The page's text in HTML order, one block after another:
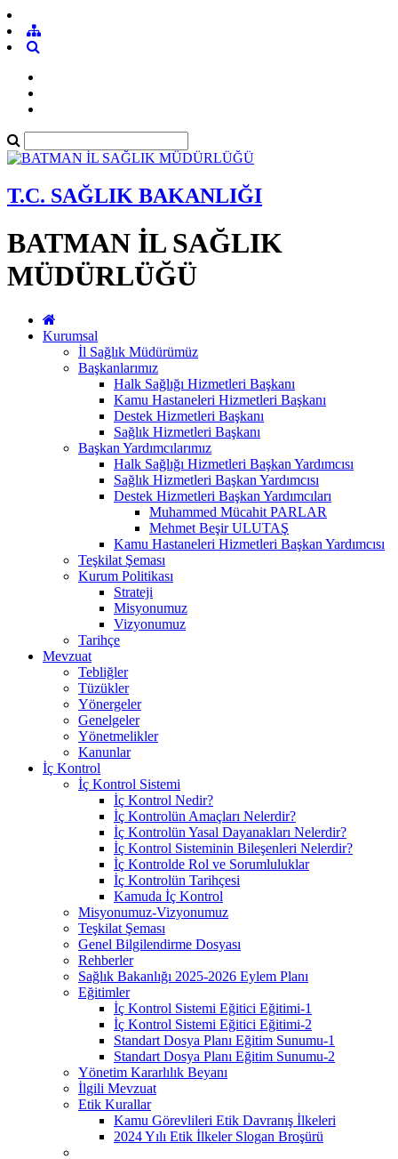
T.C. SAĞLIK BAKANLIĞI
BATMAN İL SAĞLIK
MÜDÜRLÜĞÜ
Kurumsal
İl Sağlık Müdürümüz
Başkanlarımız
Halk Sağlığı Hizmetleri Başkanı
Kamu Hastaneleri Hizmetleri Başkanı
Destek Hizmetleri Başkanı
Sağlık Hizmetleri Başkanı
Başkan Yardımcılarımız
Halk Sağlığı Hizmetleri Başkan Yardımcısı
Sağlık Hizmetleri Başkan Yardımcısı
Destek Hizmetleri Başkan Yardımcıları
Muhammed Mücahit PARLAR
Mehmet Beşir ULUTAŞ
Kamu Hastaneleri Hizmetleri Başkan Yardımcısı
Teşkilat Şeması
Kurum Politikası
Strateji
Misyonumuz
Vizyonumuz
Tarihçe
Mevzuat
Tebliğler
Tüzükler
Yönergeler
Genelgeler
Yönetmelikler
Kanunlar
İç Kontrol
İç Kontrol Sistemi
İç Kontrol Nedir?
İç Kontrolün Amaçları Nelerdir?
İç Kontrolün Yasal Dayanakları Nelerdir?
İç Kontrol Sisteminin Bileşenleri Nelerdir?
İç Kontrolde Rol ve Sorumluluklar
İç Kontrolün Tarihçesi
Kamuda İç Kontrol
Misyonumuz-Vizyonumuz
Teşkilat Şeması
Genel Bilgilendirme Dosyası
Rehberler
Sağlık Bakanlığı 2025-2026 Eylem Planı
Eğitimler
İç Kontrol Sistemi Eğitici Eğitimi-1
İç Kontrol Sistemi Eğitici Eğitimi-2
Standart Dosya Planı Eğitim Sunumu-1
Standart Dosya Planı Eğitim Sunumu-2
Yönetim Kararlılık Beyanı
İlgili Mevzuat
Etik Kurallar
Kamu Görevlileri Etik Davranış İlkeleri
2024 Yılı Etik İlkeler Slogan Broşürü